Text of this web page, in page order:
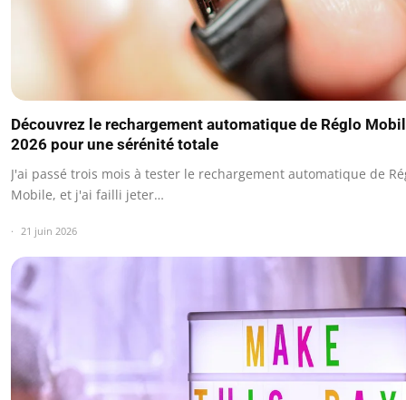
Découvrez le rechargement automatique de Réglo
2026 pour une sérénité totale
J'ai passé trois mois à tester le rechargement automatique de
Mobile, et j'ai failli jeter…
21 juin 2026